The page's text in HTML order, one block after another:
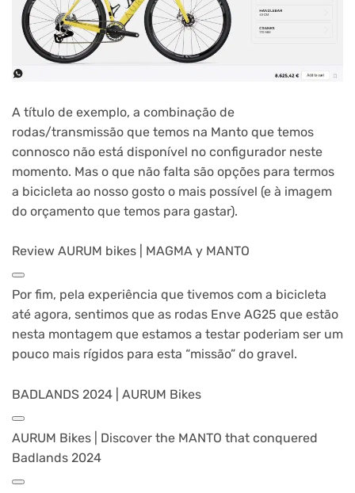
A título de exemplo, a combinação de
rodas/transmissão que temos na Manto que temos
connosco não está disponível no configurador neste
momento. Mas o que não falta são opções para termos
a bicicleta ao nosso gosto o mais possível (e à imagem
do orçamento que temos para gastar).
Review AURUM bikes | MAGMA y MANTO
Por fim, pela experiência que tivemos com a bicicleta
até agora, sentimos que as rodas Enve AG25 que estão
nesta montagem que estamos a testar poderiam ser um
pouco mais rígidos para esta “missão” do gravel.
BADLANDS 2024 | AURUM Bikes
AURUM Bikes | Discover the MANTO that conquered
Badlands 2024